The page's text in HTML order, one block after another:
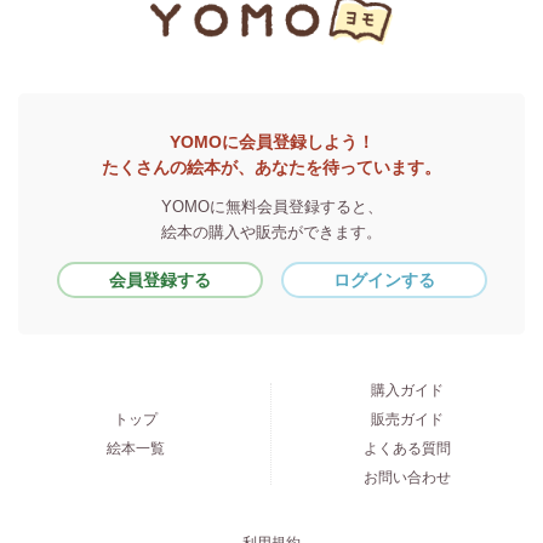
YOMOに会員登録しよう！
たくさんの絵本が、あなたを待っています。
YOMOに無料会員登録すると、
絵本の購入や販売ができます。
会員登録する ログインする
トップ
絵本一覧
購入ガイド
販売ガイド
よくある質問
お問い合わせ